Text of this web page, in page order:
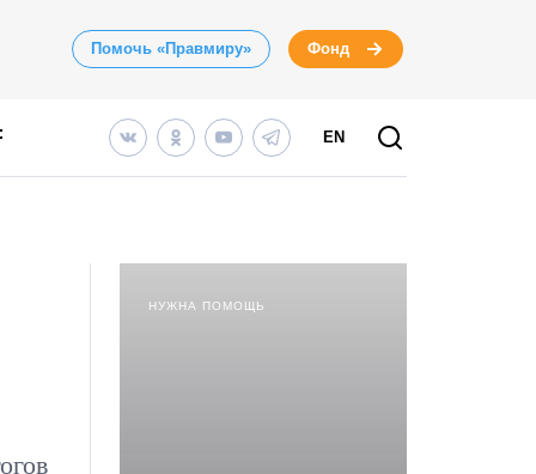
Помочь «Правмиру» Фонд
EN
НУЖНА ПОМОЩЬ